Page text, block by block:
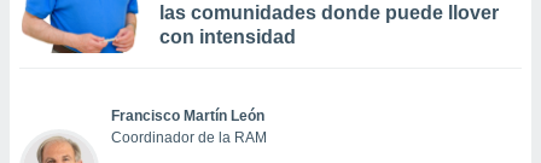
las comunidades donde puede llover
con intensidad
Francisco Martín León
Coordinador de la RAM